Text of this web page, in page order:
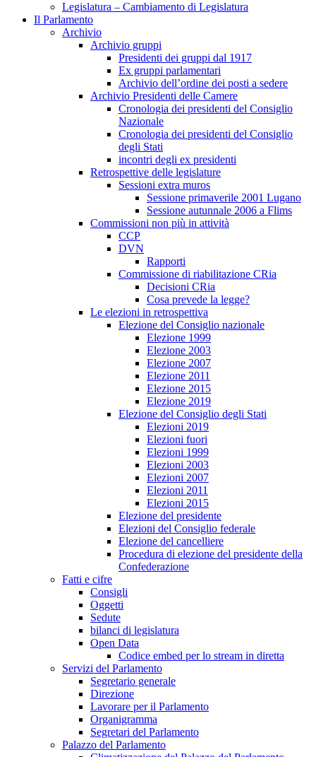
Legislatura – Cambiamento di Legislatura
Il Parlamento
Archivio
Archivio gruppi
Presidenti dei gruppi dal 1917
Ex gruppi parlamentari
Archivio dell’ordine dei posti a sedere
Archivio Presidenti delle Camere
Cronologia dei presidenti del Consiglio
Nazionale
Cronologia dei presidenti del Consiglio
degli Stati
incontri degli ex presidenti
Retrospettive delle legislature
Sessioni extra muros
Sessione primaverile 2001 Lugano
Sessione autunnale 2006 a Flims
Commissioni non più in attività
CCP
DVN
Rapporti
Commissione di riabilitazione CRia
Decisioni CRia
Cosa prevede la legge?
Le elezioni in retrospettiva
Elezione del Consiglio nazionale
Elezione 1999
Elezione 2003
Elezione 2007
Elezione 2011
Elezione 2015
Elezione 2019
Elezione del Consiglio degli Stati
Elezioni 2019
Elezioni fuori
Elezioni 1999
Elezioni 2003
Elezioni 2007
Elezioni 2011
Elezioni 2015
Elezione del presidente
Elezioni del Consiglio federale
Elezione del cancelliere
Procedura di elezione del presidente della
Confederazione
Fatti e cifre
Consigli
Oggetti
Sedute
bilanci di legislatura
Open Data
Codice embed per lo stream in diretta
Servizi del Parlamento
Segretario generale
Direzione
Lavorare per il Parlamento
Organigramma
Segretari del Parlamento
Palazzo del Parlamento